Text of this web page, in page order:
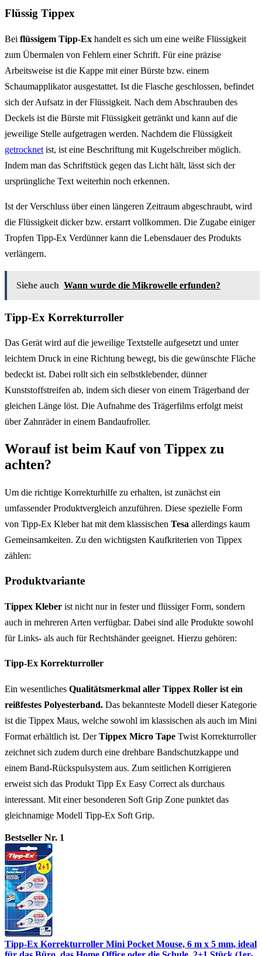
Flüssig Tippex
Bei flüssigem Tipp-Ex handelt es sich um eine weiße Flüssigkeit
zum Übermalen von Fehlern einer Schrift. Für eine präzise
Arbeitsweise ist die Kappe mit einer Bürste bzw. einem
Schaumapplikator ausgestattet. Ist die Flasche geschlossen, befindet
sich der Aufsatz in der Flüssigkeit. Nach dem Abschrauben des
Deckels ist die Bürste mit Flüssigkeit getränkt und kann auf die
jeweilige Stelle aufgetragen werden. Nachdem die Flüssigkeit
getrocknet ist, ist eine Beschriftung mit Kugelschreiber möglich.
Indem man das Schriftstück gegen das Licht hält, lässt sich der
ursprüngliche Text weiterhin noch erkennen.
Ist der Verschluss über einen längeren Zeitraum abgeschraubt, wird
die Flüssigkeit dicker bzw. erstarrt vollkommen. Die Zugabe einiger
Tropfen Tipp-Ex Verdünner kann die Lebensdauer des Produkts
verlängern.
Siehe auch Wann wurde die Mikrowelle erfunden?
Tipp-Ex Korrekturroller
Das Gerät wird auf die jeweilige Textstelle aufgesetzt und unter
leichtem Druck in eine Richtung bewegt, bis die gewünschte Fläche
bedeckt ist. Dabei rollt sich ein selbstklebender, dünner
Kunststoffstreifen ab, indem sich dieser von einem Trägerband der
gleichen Länge löst. Die Aufnahme des Trägerfilms erfolgt meist
über Zahnräder in einem Bandaufroller.
Worauf ist beim Kauf von Tippex zu
achten?
Um die richtige Korrekturhilfe zu erhalten, ist zunächst ein
umfassender Produktvergleich anzuführen. Diese spezielle Form
von Tipp-Ex Kleber hat mit dem klassischen Tesa allerdings kaum
Gemeinsamkeiten. Zu den wichtigsten Kaufkriterien von Tippex
zählen:
Produktvariante
Tippex Kleber ist nicht nur in fester und flüssiger Form, sondern
auch in mehreren Arten verfügbar. Dabei sind alle Produkte sowohl
für Links- als auch für Rechtshänder geeignet. Hierzu gehören:
Tipp-Ex Korrekturroller
Ein wesentliches Qualitätsmerkmal aller Tippex Roller ist ein
reißfestes Polyesterband. Das bekannteste Modell dieser Kategorie
ist die Tippex Maus, welche sowohl im klassischen als auch im Mini
Format erhältlich ist. DerTippex Micro Tape Twist Korrekturroller
zeichnet sich zudem durch eine drehbare Bandschutzkappe und
einem Band-Rückspulsystem aus. Zum seitlichen Korrigieren
erweist sich das Produkt Tipp Ex Easy Correct als durchaus
interessant. Mit einer besonderen Soft Grip Zone punktet das
gleichnamige Modell Tipp-Ex Soft Grip.
Bestseller Nr. 1
Tipp-Ex Korrekturroller Mini Pocket Mouse, 6 m x 5 mm, ideal